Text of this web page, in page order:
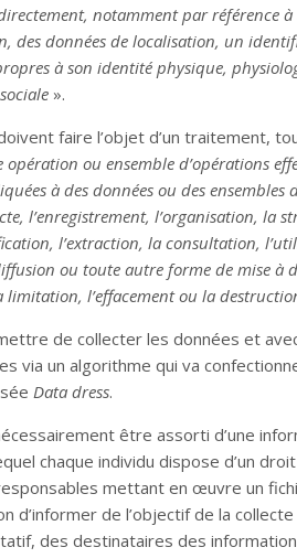
notamment par référence
des données de localisation, un
à son identité physique,
».
faire l’objet d’un traitement,
opération ou ensemble d’opérations
à des données ou des ensembles
l’enregistrement, l’organisation, la
l’extraction, la consultation,
ou toute autre forme de mise à
l’effacement ou la
de collecter les données et avec
via un algorithme qui va
Data dress.
être assorti d’une
chaque individu dispose d’un
mettant en œuvre un
d’informer de l’objectif de la
des destinataires des